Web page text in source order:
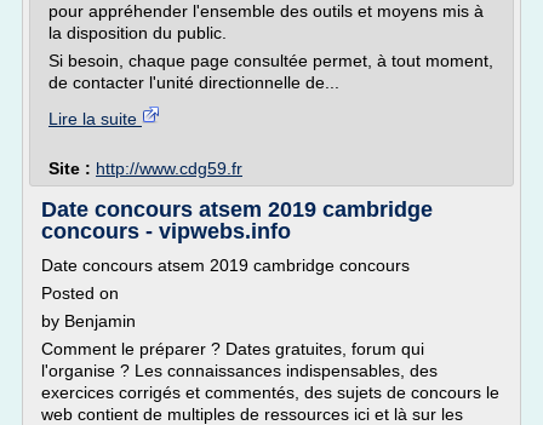
pour appréhender l'ensemble des outils et moyens mis à
la disposition du public.
Si besoin, chaque page consultée permet, à tout moment,
de contacter l'unité directionnelle de...
Lire la suite
Site : http://www.cdg59.fr
Date concours atsem 2019 cambridge
concours - vipwebs.info
Date concours atsem 2019 cambridge concours
Posted on
by Benjamin
Comment le préparer ? Dates gratuites, forum qui
l'organise ? Les connaissances indispensables, des
exercices corrigés et commentés, des sujets de concours le
web contient de multiples de ressources ici et là sur les